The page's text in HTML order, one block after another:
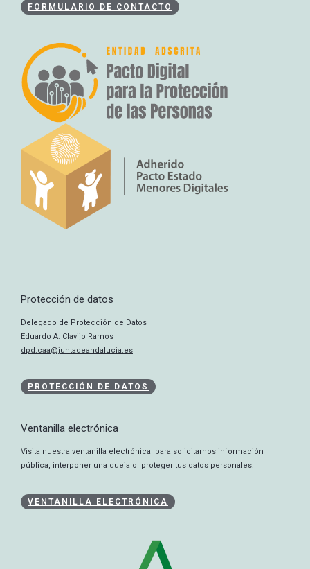
FORMULARIO DE CONTACTO
Protección de datos
Delegado de Protección de Datos
Eduardo A. Clavijo Ramos
dpd.caa@juntadeandalucia.es
PROTECCIÓN DE DATOS
Ventanilla electrónica
Visita nuestra ventanilla electrónica para solicitarnos información
pública, interponer una queja o proteger tus datos personales.
VENTANILLA ELECTRÓNICA